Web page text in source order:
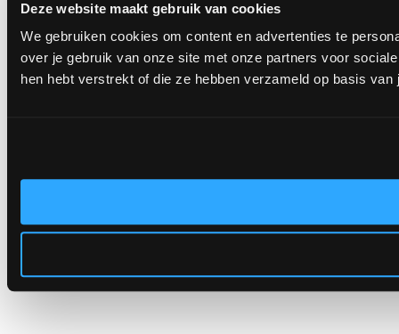
Deze website maakt gebruik van cookies
We gebruiken cookies om content en advertenties te
over je gebruik van onze site met onze partners voor
hen hebt verstrekt of die ze hebben verzameld op basis van